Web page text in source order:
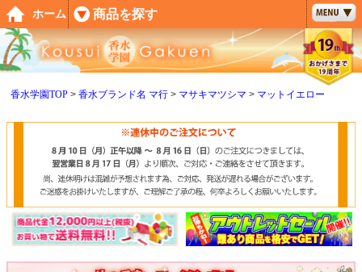
香水学園TOP 香水ブランド名 マ行 マサキマツシマ マットイエロー
ペー
ジト
ップ
へ
ホーム 商品を探す